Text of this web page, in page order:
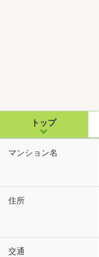
トップ
マンション名
住所
交通